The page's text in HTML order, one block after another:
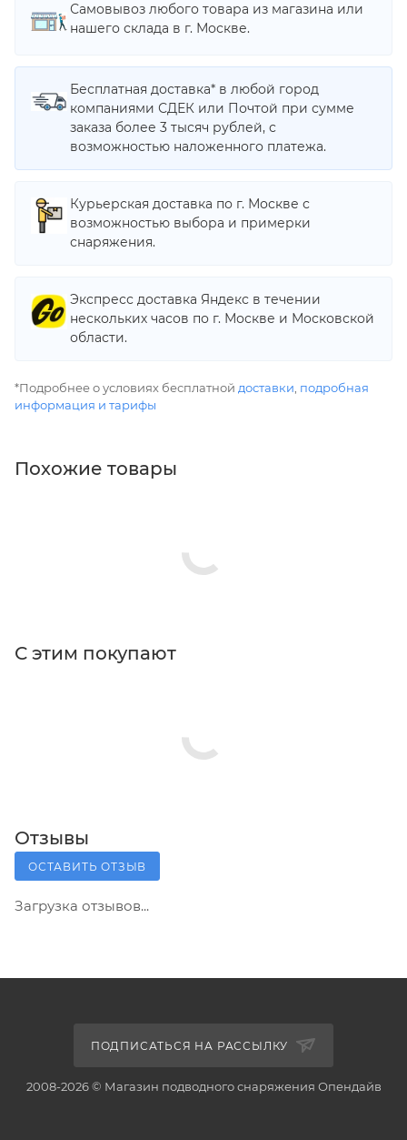
Самовывоз любого товара из магазина или
нашего склада в г. Москве.
Бесплатная доставка* в любой город
компаниями СДЕК или Почтой при сумме
заказа более 3 тысяч рублей, с
возможностью наложенного платежа.
Курьерская доставка по г. Москве с
возможностью выбора и примерки
снаряжения.
Экспресс доставка Яндекс в течении
нескольких часов по г. Москве и Московской
области.
*Подробнее о условиях бесплатной доставки, подробная
информация и тарифы
Похожие товары
С этим покупают
Отзывы
ОСТАВИТЬ ОТЗЫВ
Загрузка отзывов...
ПОДПИСАТЬСЯ НА РАССЫЛКУ
2008-2026 © Магазин подводного снаряжения Опендайв